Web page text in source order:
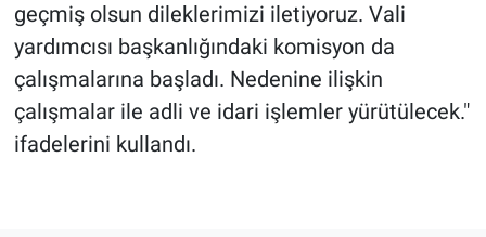
geçmiş olsun dileklerimizi iletiyoruz. Vali
yardımcısı başkanlığındaki komisyon da
çalışmalarına başladı. Nedenine ilişkin
çalışmalar ile adli ve idari işlemler yürütülecek."
ifadelerini kullandı.